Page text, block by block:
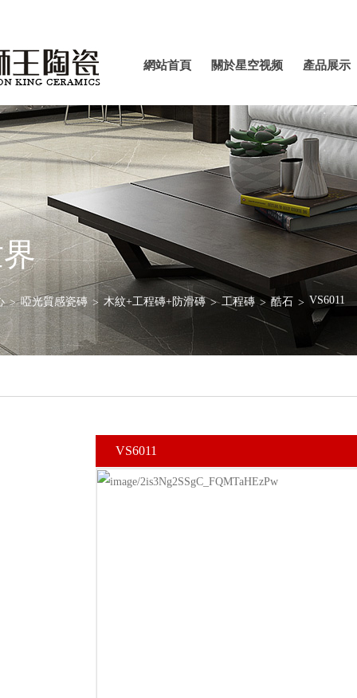
APP官
方下载
最新版
網站首頁 關於星空视频
APP官方下载
最新版
產品展示
> 啞光質感瓷磚 > 木紋+工程磚+防滑磚 > 工程磚 > 酷石 > VS6011
VS6011